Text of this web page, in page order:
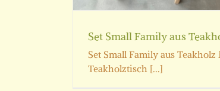
Set Small Family aus
Set Small Family aus Teakholz
Teakholztisch [...]